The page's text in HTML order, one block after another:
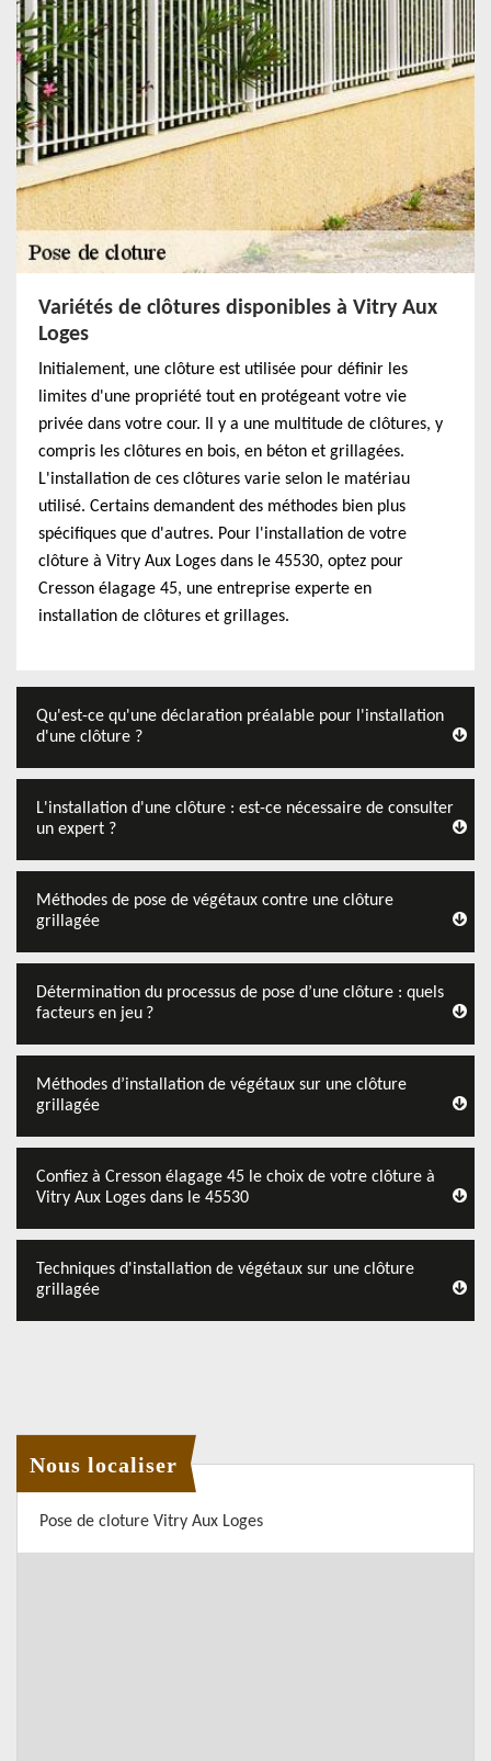
Variétés de clôtures disponibles à Vitry Aux
Loges
Initialement, une clôture est utilisée pour définir les
limites d'une propriété tout en protégeant votre vie
privée dans votre cour. Il y a une multitude de clôtures, y
compris les clôtures en bois, en béton et grillagées.
L'installation de ces clôtures varie selon le matériau
utilisé. Certains demandent des méthodes bien plus
spécifiques que d'autres. Pour l'installation de votre
clôture à Vitry Aux Loges dans le 45530, optez pour
Cresson élagage 45, une entreprise experte en
installation de clôtures et grillages.
Qu'est-ce qu'une déclaration préalable pour l'installation
d'une clôture ?
L'installation d'une clôture : est-ce nécessaire de consulter
un expert ?
Méthodes de pose de végétaux contre une clôture
grillagée
Détermination du processus de pose d’une clôture : quels
facteurs en jeu ?
Méthodes d’installation de végétaux sur une clôture
grillagée
Confiez à Cresson élagage 45 le choix de votre clôture à
Vitry Aux Loges dans le 45530
Techniques d'installation de végétaux sur une clôture
grillagée
Nous localiser
Pose de cloture Vitry Aux Loges